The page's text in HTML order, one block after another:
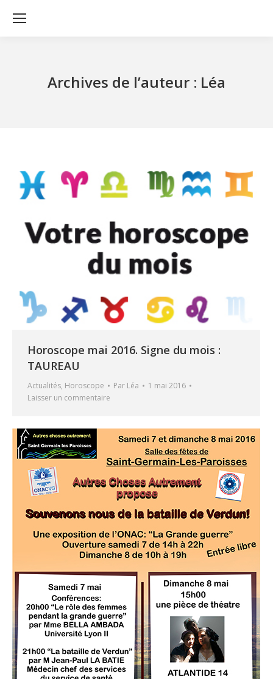
Archives de l’auteur : Léa
Horoscope mai 2016. Signe du mois :
TAUREAU
Actualités, Horoscope Par Léa
1 mai 2016
Laisser un commentaire